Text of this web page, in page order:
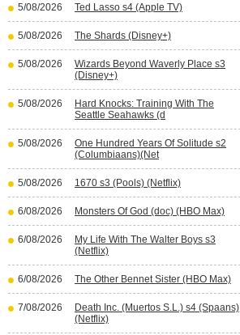
5/08/2026 Ted Lasso s4 (Apple TV)
5/08/2026 The Shards (Disney+)
5/08/2026
Wizards Beyond Waverly Place s3
(Disney+)
5/08/2026
Hard Knocks: Training With The
Seattle Seahawks (d
5/08/2026
One Hundred Years Of Solitude s2
(Columbiaans)(Net
5/08/2026 1670 s3 (Pools) (Netflix)
6/08/2026 Monsters Of God (doc) (HBO Max)
6/08/2026
My Life With The Walter Boys s3
(Netflix)
6/08/2026 The Other Bennet Sister (HBO Max)
7/08/2026
Death Inc. (Muertos S.L.) s4 (Spaans)
(Netflix)